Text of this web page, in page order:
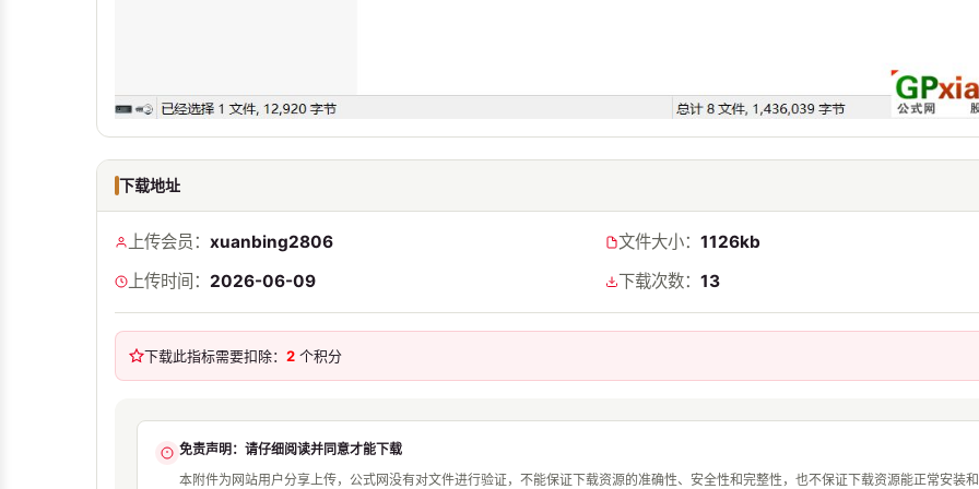
下载地址
上传会员： xuanbing2806 文件大小： 1126kb
上传时间： 2026-06-09 下载次数： 13
下载此指标需要扣除： 2 个积分
免责声明：请仔细阅读并同意才能下载
本附件为网站用户分享上传，公式网没有对文件进行验证，不能保证下载资源的准确性、安全性和完整性，也不保证下载资源能正常安装